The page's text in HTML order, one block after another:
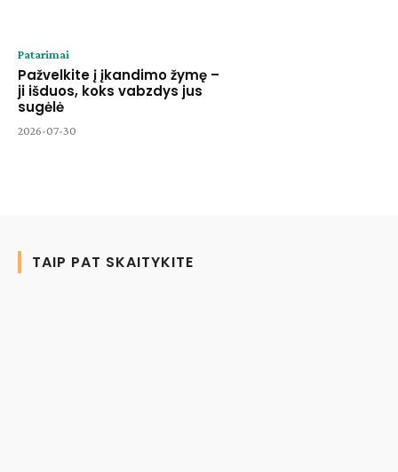
Patarimai
Pažvelkite į įkandimo žymę –
ji išduos, koks vabzdys jus
sugėlė
2026-07-30
TAIP PAT SKAITYKITE